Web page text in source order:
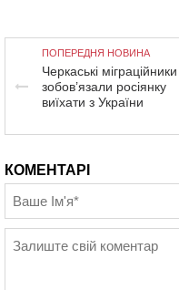
ПОПЕРЕДНЯ НОВИНА
Черкаські міграційники
зобов’язали росіянку
виїхати з України
КОМЕНТАРІ